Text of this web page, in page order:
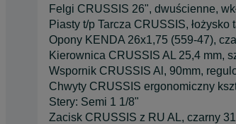
Felgi CRUSSIS 26", dwuścienne,
Piasty t/p Tarcza CRUSSIS,
Opony KENDA 26x1,75 (559-47),
Kierownica CRUSSIS AL 25,4 mm,
Wspornik CRUSSIS Al, 90mm,
Chwyty CRUSSIS ergonomiczny
Stery: Semi 1 1/8"
Zacisk CRUSSIS z RU AL, czarny